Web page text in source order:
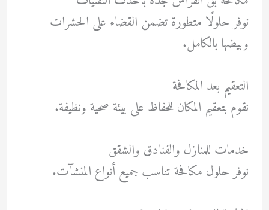
نوفر حلولًا متطورة تضمن القضاء على الحشرات
وبيضها بالكامل.
التعقيم بعد المكافحة
نقوم بتعقيم المكان للحفاظ على بيئة صحية ونظيفة.
خدمات للمنازل والفنادق والشقق
نوفر حلول مكافحة تناسب جميع أنواع المنشآت.